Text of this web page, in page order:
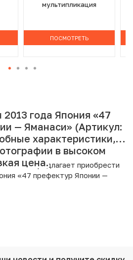
мультипликация
ПОСМОТРЕТЬ
года Япония «47
— Яманаси» (Артикул:
характеристики,
в высоком
цена.
предлагает приобрести
«47 префектур Японии —